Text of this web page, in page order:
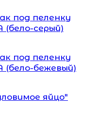
под пеленку
(бело-серый)
под пеленку
(бело-бежевый)
яйцо"